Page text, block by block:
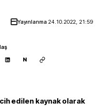
Yayınlanma 24.10.2022, 21:59
N
edilen kaynak olarak